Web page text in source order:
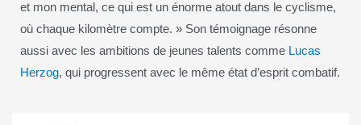
et mon mental, ce qui est un énorme atout dans le cyclisme,
où chaque kilomètre compte. » Son témoignage résonne
aussi avec les ambitions de jeunes talents comme Lucas
Herzog, qui progressent avec le même état d’esprit combatif.